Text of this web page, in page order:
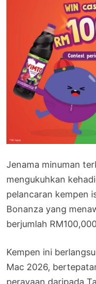
Jenama minuman
mengukuhkan
pelancaran kempen
Bonanza yang
berjumlah
Kempen ini
Mac 2026,
perayaan daripada